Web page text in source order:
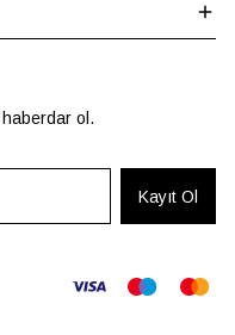
ol.
Kayıt Ol